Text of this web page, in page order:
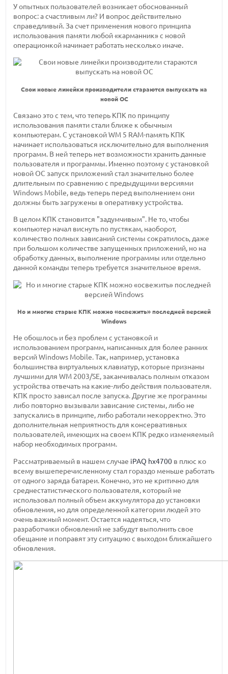
У опытных пользователей возникает обоснованный
вопрос: а счастливым ли? И вопрос действительно
справедливый. За счет применения нового принципа
использования памяти любой «карманник» с новой
операционкой начинает работать несколько иначе.
Свои новые линейки производители стараются выпускать на
новой ОС
Связано это с тем, что теперь КПК по принципу
использования памяти стали ближе к обычным
компьютерам. С установкой WM 5 RAM-память КПК
начинает использоваться исключительно для выполнения
программ. В ней теперь нет возможности хранить данные
пользователя и программы. Именно поэтому с установкой
новой ОС запуск приложений стал значительно более
длительным по сравнению с предыдущими версиями
Windows Mobile, ведь теперь перед выполнением они
должны быть загружены в оперативку устройства.
В целом КПК становится "задумчивым". Не то, чтобы
компьютер начал виснуть по пустякам, наоборот,
количество полных зависаний системы сократилось, даже
при большом количестве запущенных приложений, но на
обработку данных, выполнение программы или отдельно
данной команды теперь требуется значительное время.
Но и многие старые КПК можно «освежить» последней версией
Windows
Не обошлось и без проблем с установкой и
использованием программ, написанных для более ранних
версий Windows Mobile. Так, например, установка
большинства виртуальных клавиатур, которые признаны
лучшими для WM 2003/SE, заканчивалась полным отказом
устройства отвечать на какие-либо действия пользователя.
КПК просто зависал после запуска. Другие же программы
либо повторно вызывали зависание системы, либо не
запускались в принципе, либо работали некорректно. Это
дополнительная неприятность для консервативных
пользователей, имеющих на своем КПК редко изменяемый
набор необходимых программ.
Рассматриваемый в нашем случае iPAQ hx4700 в плюс ко
всему вышеперечисленному стал гораздо меньше работать
от одного заряда батареи. Конечно, это не критично для
среднестатистического пользователя, который не
использовал полный объем аккумулятора до установки
обновления, но для определенной категории людей это
очень важный момент. Остается надеяться, что
разработчики обновлений не забудут выполнить свое
обещание и поправят эту ситуацию с выходом ближайшего
обновления.